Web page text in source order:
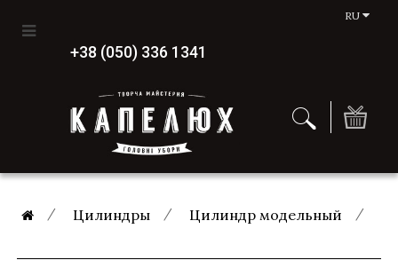
RU
+38 (050) 336 1341
Цилиндры Цилиндр модельный